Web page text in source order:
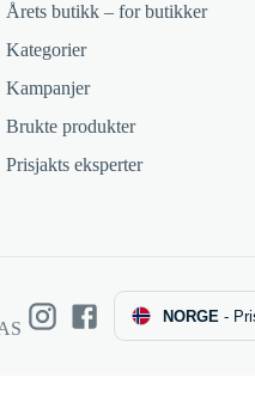
Årets butikk – for butikker
Kategorier
Kampanjer
Brukte produkter
Prisjakts eksperter
NORGE -